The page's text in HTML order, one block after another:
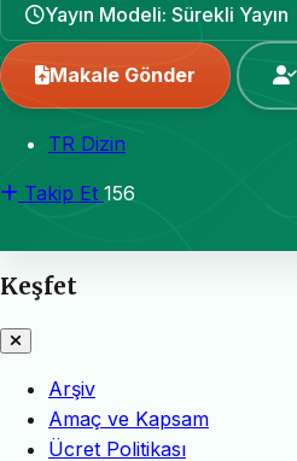
Yayın Modeli: Sürekli Yayın
Makale Gönder
TR Dizin
Takip Et 156
Keşfet
Arşiv
Amaç ve Kapsam
Ücret Politikası